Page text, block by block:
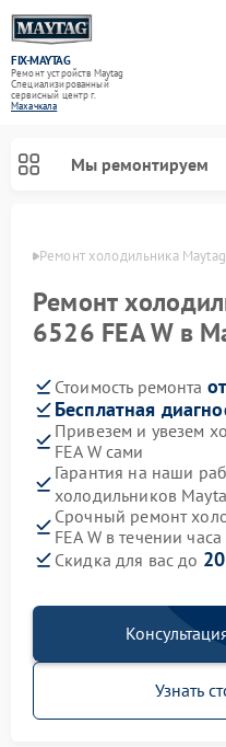
FIX-MAYTAG
Ремонт устройств Maytag
Специализированный
cервисный центр г.
Махачкала
Мы ремонтируем
Ремонт холодильника
Ремонт
6526 FEA W в
Стоимость ремонта
Бесплатная
Привезем и увезем
FEA W сами
Гарантия на наши
холодильников
Срочный ремонт
FEA W в течении часа
Скидка для вас до
Узнать